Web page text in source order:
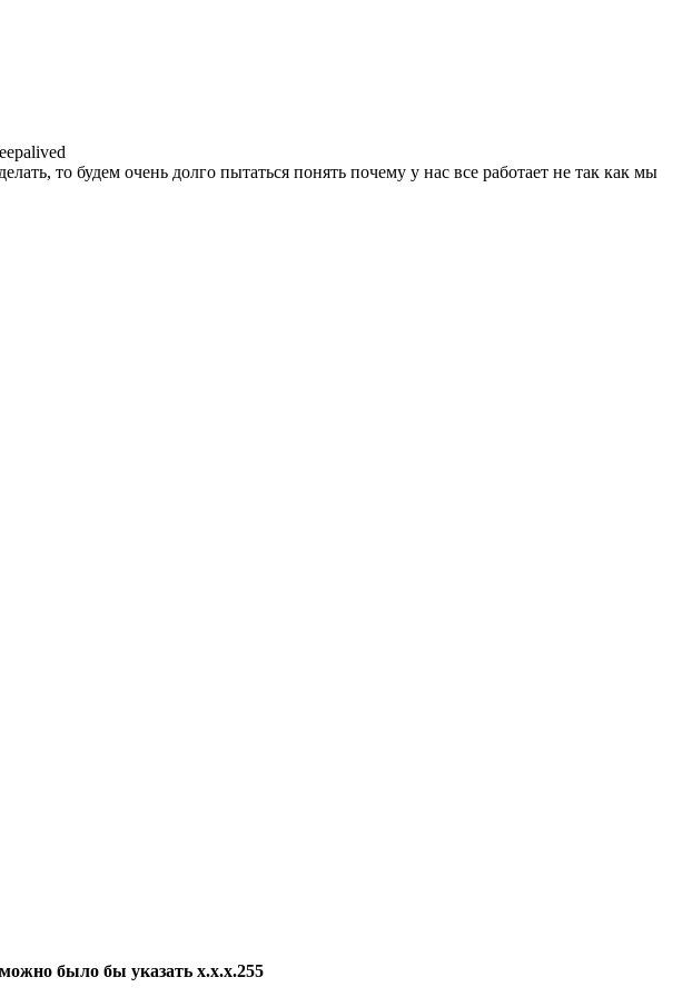
то будем очень долго пытаться понять почему у нас все работает не так как мы
было бы указать x.x.x.255